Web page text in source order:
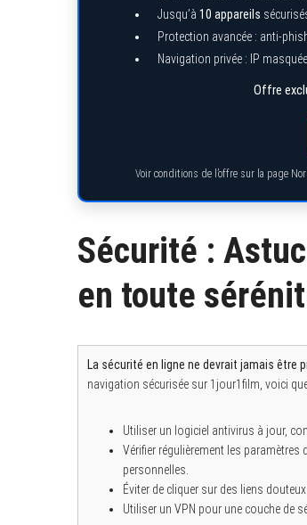
Jusqu’à 10 appareils
Protection avancée : anti-
Navigation privée : IP
Offre
Voir conditions de l’offre sur la page
Sécurité :
en toute
La sécurité en ligne ne devrait jamais être
navigation sécurisée sur 1jour1film, voici
Utiliser un logiciel antivirus à jour,
Vérifier régulièrement les
personnelles.
Éviter de cliquer sur des liens
Utiliser un VPN pour une couche de
e
a
c